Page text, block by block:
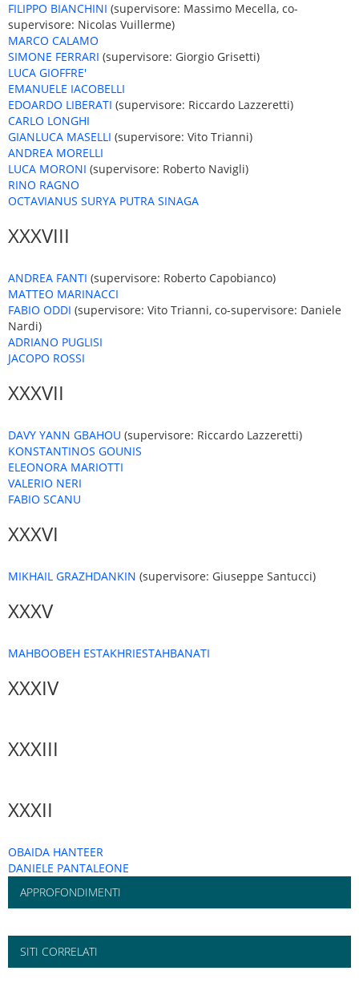
FILIPPO BIANCHINI (supervisore: Massimo Mecella, co-
supervisore: Nicolas Vuillerme)
MARCO CALAMO
SIMONE FERRARI (supervisore: Giorgio Grisetti)
LUCA GIOFFRE'
EMANUELE IACOBELLI
EDOARDO LIBERATI (supervisore: Riccardo Lazzeretti)
CARLO LONGHI
GIANLUCA MASELLI (supervisore: Vito Trianni)
ANDREA MORELLI
LUCA MORONI (supervisore: Roberto Navigli)
RINO RAGNO
OCTAVIANUS SURYA PUTRA SINAGA
XXXVIII
ANDREA FANTI (supervisore: Roberto Capobianco)
MATTEO MARINACCI
FABIO ODDI (supervisore: Vito Trianni, co-supervisore: Daniele
Nardi)
ADRIANO PUGLISI
JACOPO ROSSI
XXXVII
DAVY YANN GBAHOU (supervisore: Riccardo Lazzeretti)
KONSTANTINOS GOUNIS
ELEONORA MARIOTTI
VALERIO NERI
FABIO SCANU
XXXVI
MIKHAIL GRAZHDANKIN (supervisore: Giuseppe Santucci)
XXXV
MAHBOOBEH ESTAKHRIESTAHBANATI
XXXIV
XXXIII
XXXII
OBAIDA HANTEER
DANIELE PANTALEONE
APPROFONDIMENTI
SITI CORRELATI